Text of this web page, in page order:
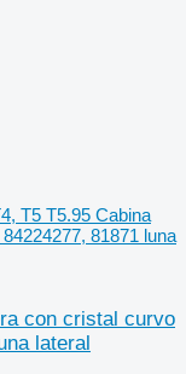
T5 T5.95 Cabina
81871 luna
con cristal curvo
lateral